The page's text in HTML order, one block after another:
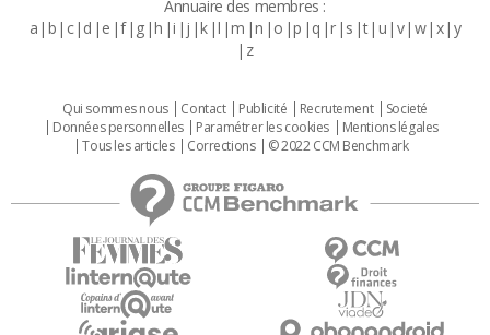
Annuaire des membres :
a b c d e f g h i j k l m n o p q r s t u v w x y
z
Qui sommes nous Contact Publicité Recrutement
Societé
Données personnelles
Paramétrer les cookies
Mentions légales
Tous les articles
Corrections © 2022 CCM Benchmark